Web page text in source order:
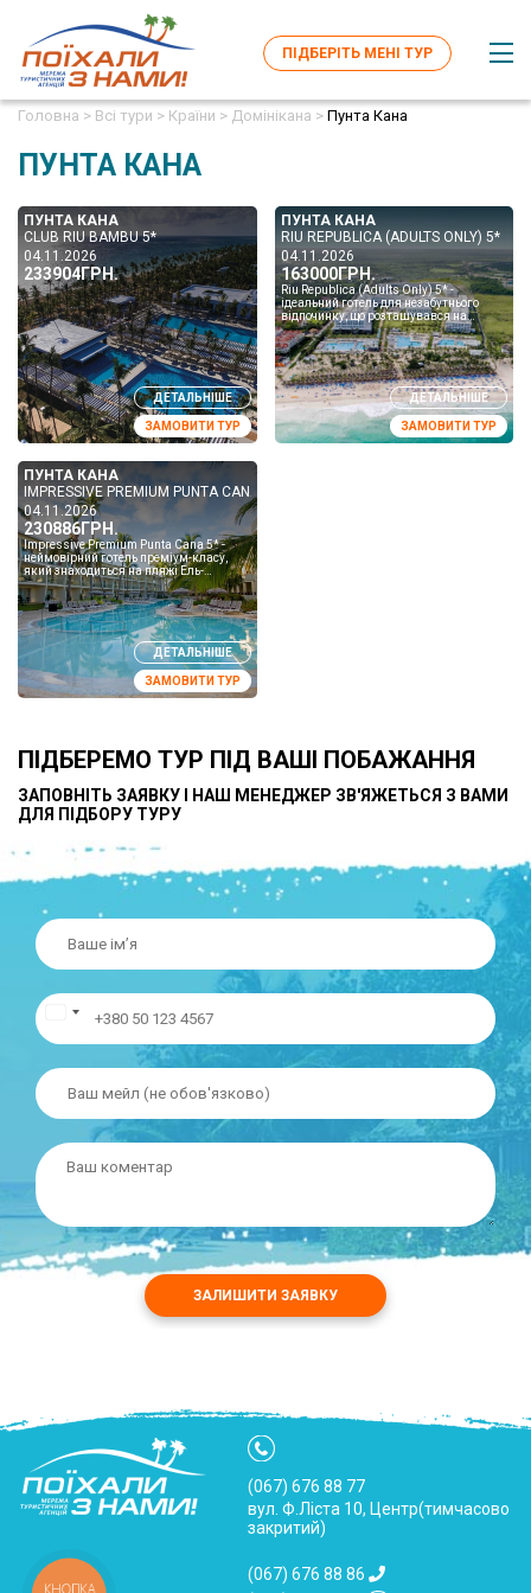
ПІДБЕРІТЬ МЕНІ ТУР
Головна > Всі тури > Країни > Домінікана > Пунта Кана
ПУНТА КАНА
ПУНТА КАНА
CLUB RIU BAMBU 5*
04.11.2026
233904ГРН.
ДЕТАЛЬНІШЕ
ЗАМОВИТИ ТУР
ПУНТА КАНА
RIU REPUBLICA (ADULTS ONLY) 5*
04.11.2026
163000ГРН.
Riu Republica (Adults Only) 5* -
ідеальний готель для незабутнього
відпочинку, що розташувався на
першій береговій лінії райського пляжу
Арена-Горда в місті Пун...
ДЕТАЛЬНІШЕ
ЗАМОВИТИ ТУР
ПУНТА КАНА
IMPRESSIVE PREMIUM PUNTA CANA 5*
04.11.2026
230886ГРН.
Impressive Premium Punta Cana 5* -
неймовірний готель преміум-класу,
який знаходиться на пляжі Ель-
Кортесіто в Пунта Кана. Курортний спа-
готель пропонує гостям...
ДЕТАЛЬНІШЕ
ЗАМОВИТИ ТУР
ПІДБЕРЕМО ТУР ПІД ВАШІ ПОБАЖАННЯ
ЗАПОВНІТЬ ЗАЯВКУ І НАШ МЕНЕДЖЕР ЗВ'ЯЖЕТЬСЯ З ВАМИ
ДЛЯ ПІДБОРУ ТУРУ
ЗАЛИШИТИ ЗАЯВКУ
(067) 676 88 77
вул. Ф.Ліста 10, Центр(тимчасово
закритий)
(067) 676 88 86
КНОПКА